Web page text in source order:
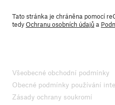
Tato stránka je chráněna pomocí
tedyOchranu osobních údajůa
Všeobecné obchodní podmínky
Obecné podmínky používání
Zásady ochrany soukromí